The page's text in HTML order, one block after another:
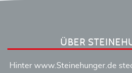
ÜBER
Hinter www.Steinehunger.de